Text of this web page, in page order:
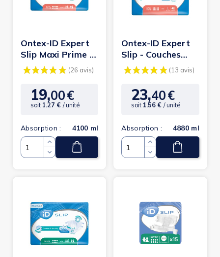
Ontex-ID Expert
Slip Maxi Prime -
Couches adulte -
M
(26 avis)
Prix
19,00€
soit 1.27 € / unité
Absorption : 4100 ml
Quantité
Ontex-ID Expert
Slip - Couches
adulte - L - Maxi
Prime
Prix
23,40€
soit 1.56 €/ unité
Absorption : 4880 ml
Quantité